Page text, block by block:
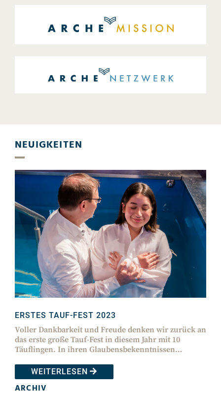
NEUIGKEITEN
ERSTES TAUF-FEST 2023
Voller Dankbarkeit und Freude denken wir zurück an
das erste große Tauf-Fest in diesem Jahr mit 10
Täuflingen. In ihren Glaubensbekenntnissen…
WEITERLESEN
ARCHIV